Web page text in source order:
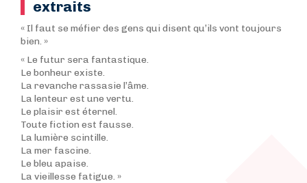
extraits
« Il faut se méfier des gens qui disent qu’ils vont toujours
bien. »
« Le futur sera fantastique.
Le bonheur existe.
La revanche rassasie l’âme.
La lenteur est une vertu.
Le plaisir est éternel.
Toute fiction est fausse.
La lumière scintille.
La mer fascine.
Le bleu apaise.
La vieillesse fatigue. »